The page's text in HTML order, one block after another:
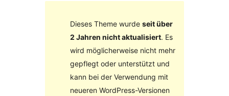
Dieses Theme wurde seit über
2 Jahren nicht aktualisiert. Es
wird möglicherweise nicht mehr
gepflegt oder unterstützt und
kann bei der Verwendung mit
neueren WordPress-Versionen